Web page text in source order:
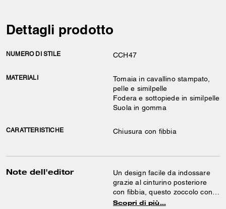
Dettagli prodotto
NUMERO DI STILE CCH47
MATERIALI
Tomaia in cavallino stampato,
pelle e similpelle
Fodera e sottopiede in similpelle
Suola in gomma
CARATTERISTICHE Chiusura con fibbia
Note dell'editor
Un design facile da indossare
grazie al cinturino posteriore
con fibbia, questo zoccolo con
plateau è realizzato in un
Scopri di più…